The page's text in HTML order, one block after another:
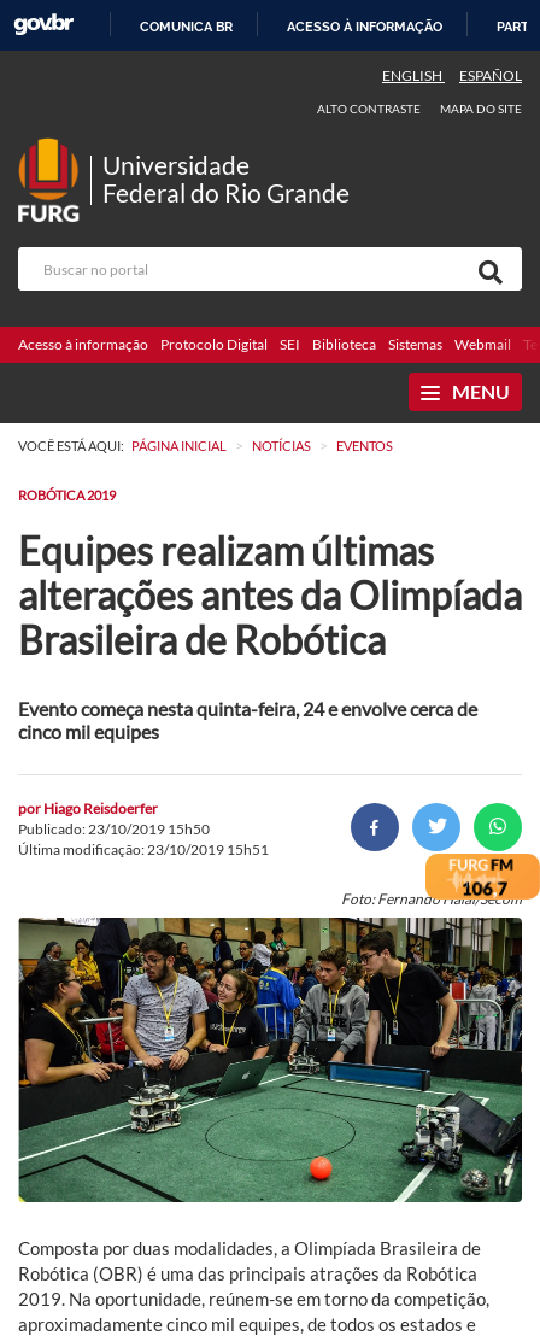
COMUNICA BR ACESSO À INFORMAÇÃO
ENGLISH ESPAÑOL
ALTO CONTRASTE MAPA DO SITE
Universidade
Federal do Rio Grande
Acesso à informação Protocolo Digital SEI Biblioteca Sistemas Webmail
MENU
VOCÊ ESTÁ AQUI: PÁGINA INICIAL > NOTÍCIAS > EVENTOS
ROBÓTICA 2019
Equipes realizam últimas
alterações antes da Olimpíada
Brasileira de Robótica
Evento começa nesta quinta-feira, 24 e envolve cerca de
cinco mil equipes
por Hiago Reisdoerfer
Publicado: 23/10/2019 15h50
Última modificação: 23/10/2019 15h51
Foto: Fernando Halal/Secom
Composta por duas modalidades, a Olimpíada Brasileira de
Robótica (OBR) é uma das principais atrações da Robótica
2019. Na oportunidade, reúnem-se em torno da competição,
aproximadamente cinco mil equipes, de todos os estados e